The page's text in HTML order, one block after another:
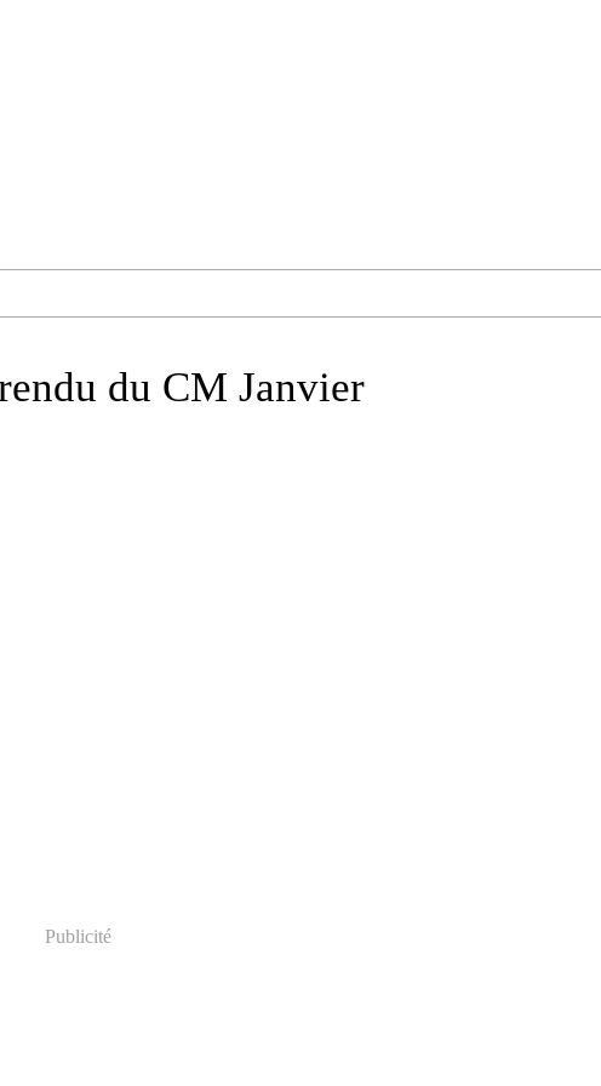
du CM Janvier
Publicité